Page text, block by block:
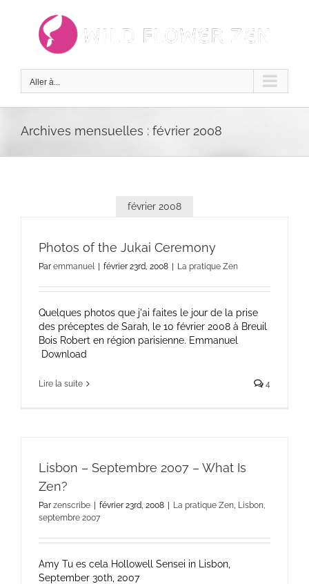
Aller à...
Archives mensuelles : février 2008
février 2008
Photos of the Jukai Ceremony
Par emmanuel | février 23rd, 2008 | La pratique Zen
Quelques photos que j'ai faites le jour de la prise
des préceptes de Sarah, le 10 février 2008 à Breuil
Bois Robert en région parisienne. Emmanuel
Download
Lire la suite 4
Lisbon – Septembre 2007 – What Is
Zen?
Par zenscribe | février 23rd, 2008 | La pratique Zen Lisbon,
septembre 2007
Amy Tu es cela Hollowell Sensei in Lisbon,
September 30th, 2007